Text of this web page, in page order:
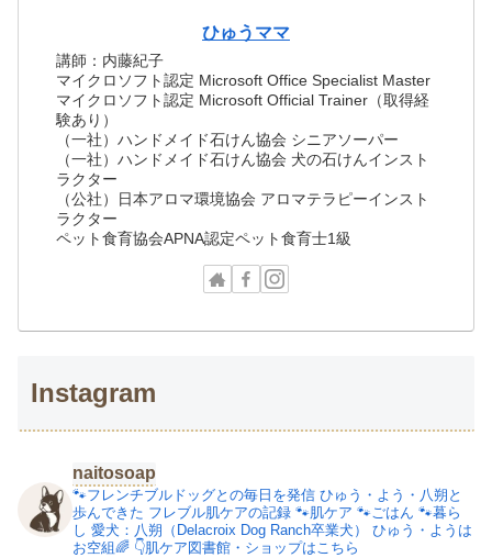
ひゅうママ
講師：内藤紀子
マイクロソフト認定 Microsoft Office Specialist Master
マイクロソフト認定 Microsoft Official Trainer（取得経
験あり）
（一社）ハンドメイド石けん協会 シニアソーパー
（一社）ハンドメイド石けん協会 犬の石けんインスト
ラクター
（公社）日本アロマ環境協会 アロマテラピーインスト
ラクター
ペット食育協会APNA認定ペット食育士1級
Instagram
naitosoap
🐾フレンチブルドッグとの毎日を発信 ひゅう・よう・八朔と
歩んできた フレブル肌ケアの記録 🐾肌ケア 🐾ごはん 🐾暮ら
し 愛犬：八朔（Delacroix Dog Ranch卒業犬）
ひゅう・ようは
お空組🌈 👇肌ケア図書館・ショップはこちら